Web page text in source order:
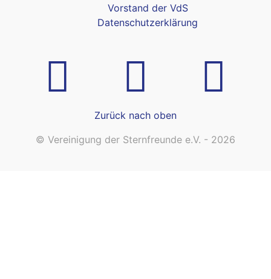
Vorstand der VdS
Datenschutzerklärung
Zurück nach oben
© Vereinigung der Sternfreunde e.V. - 2026